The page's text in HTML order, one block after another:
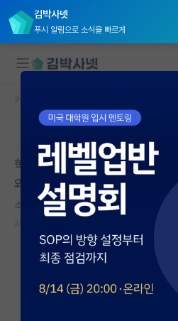
김박사넷
푸시 알림으로 소식을 빠르게
대학원생 모집
국내대학원 정보
연구실&오픈랩
커뮤니티
커뮤니티 홈
전체글보기
베스트 게시판
커뮤니티 홈
본문이 수정되지 않는 박제글입니다.
학부 4학년의 컴퓨터비전 대학
와주세요)
소심한 토마스 홉스